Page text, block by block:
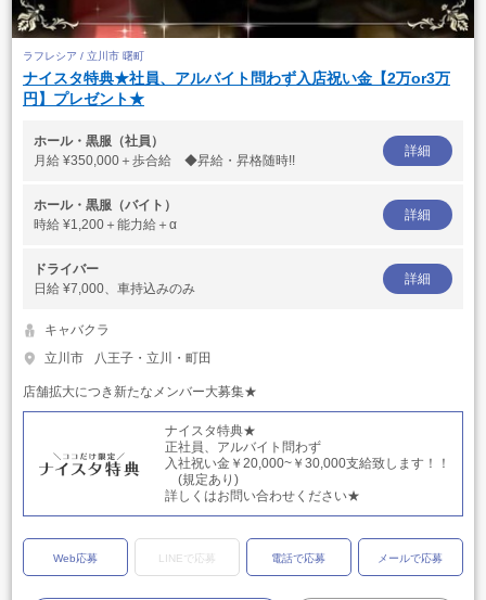
ラフレシア / 立川市 曙町
ナイスタ特典★社員、アルバイト問わず入店祝い金【2万or3万
円】プレゼント★
ホール・黒服（社員）
月給 ¥350,000＋歩合給 ◆昇給・昇格随時!!
詳細
ホール・黒服（バイト）
時給 ¥1,200＋能力給＋α
詳細
ドライバー
日給 ¥7,000、車持込みのみ
詳細
キャバクラ
立川市
八王子・立川・町田
店舗拡大につき新たなメンバー大募集★
ナイスタ特典★
正社員、アルバイト問わず
入社祝い金￥20,000~￥30,000支給致します！！
(規定あり)
詳しくはお問い合わせください★
Web応募 LINEで応募 電話で応募 メールで応募